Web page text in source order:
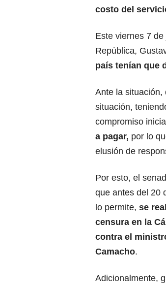
costo del
Este viernes 7
República,
país tenían que
Ante la situación,
situación,
compromiso
a pagar, por lo
elusión de
Por esto, el
que antes del 20
lo permite, se
censura en la
contra el
Camacho.
Adicionalmente,